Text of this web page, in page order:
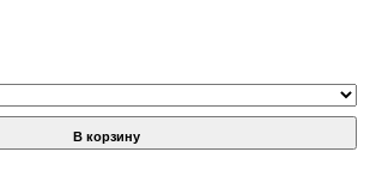
В корзину